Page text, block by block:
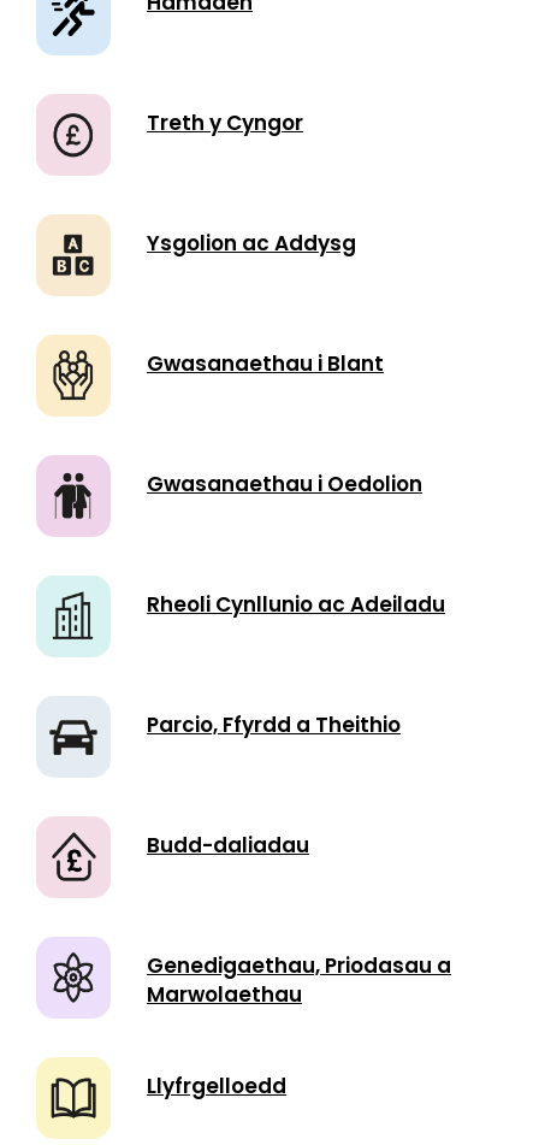
Treth y Cyngor
Ysgolion ac Addysg
Gwasanaethau i Blant
Gwasanaethau i Oedolion
Rheoli Cynllunio ac Adeiladu
Parcio, Ffyrdd a Theithio
Budd-daliadau
Genedigaethau, Priodasau a
Marwolaethau
Llyfrgelloedd